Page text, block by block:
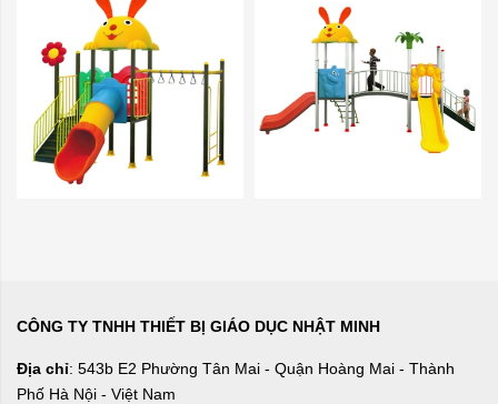
CÔNG TY TNHH THIẾT BỊ GIÁO DỤC NHẬT MINH
Địa chỉ: 543b E2 Phường Tân Mai - Quận Hoàng Mai - Thành
Phố Hà Nội - Việt Nam